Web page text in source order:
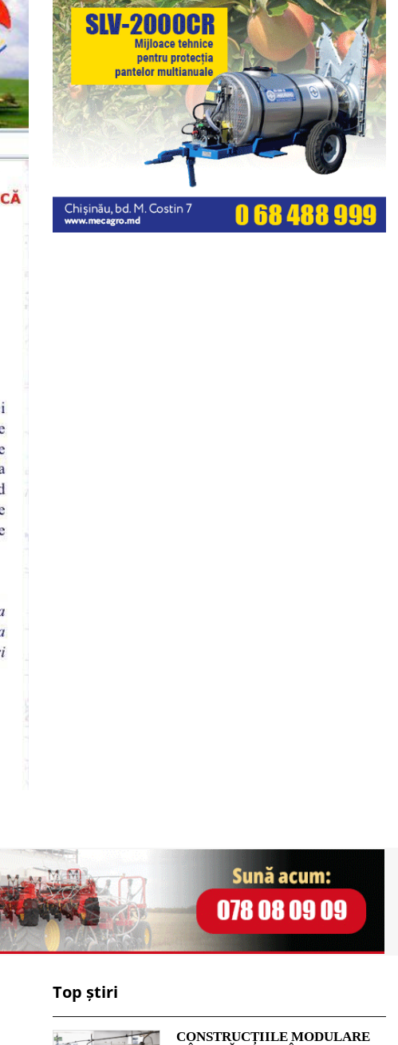
Top știri
CONSTRUCȚIILE MODULARE